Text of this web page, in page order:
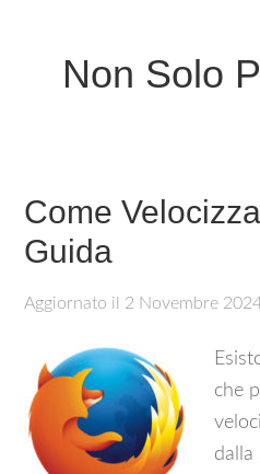
Non Solo
Come
Guida
Aggiornato il 2 Novembre
che
dalla